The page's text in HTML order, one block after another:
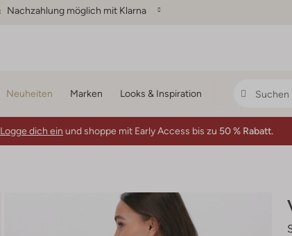
Nachzahlung möglich mit Klarna
Neuheiten Marken Looks & Inspiration
Logge dich ein und shoppe mit Early Access bis zu 50 % Rabatt.